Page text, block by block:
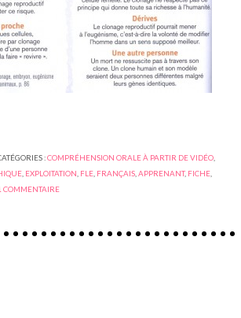
:COMPRÉHENSION ORALE À PARTIR DE VIDÉO,
EXPLOITATION FLE FRANÇAIS ,APPRENANT, FICHE
COMMENTAIRE